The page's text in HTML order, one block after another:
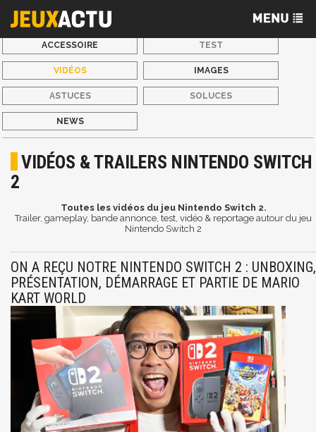
ACCESSOIRE TEST
VIDÉOS IMAGES
ASTUCES SOLUCES
NEWS
VIDÉOS & TRAILERS NINTENDO SWITCH
2
Toutes les vidéos du jeu Nintendo Switch 2.
Trailer, gameplay, bande annonce, test, vidéo & reportage autour du jeu
Nintendo Switch 2
ON A REÇU NOTRE NINTENDO SWITCH 2 : UNBOXING,
PRÉSENTATION, DÉMARRAGE ET PARTIE DE MARIO
KART WORLD